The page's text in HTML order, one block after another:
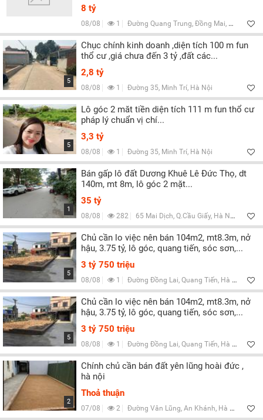
8 tỷ
08/08 1 Đường Quang Trung, Đồng Mai, Hà Nội
5
Chục chính kinh doanh ,diện tích 100 m fun
thổ cư ,giá chưa đến 3 tỷ ,đất các...
2,8 tỷ
08/08 1 Đường 35, Minh Trí, Hà Nội
5
Lô góc 2 măt tiền diện tích 111 m fun thổ cư
pháp lý chuẩn vị chí...
3,3 tỷ
08/08 1 Đường 35, Minh Trí, Hà Nội
1
Bán gấp lô đất Dương Khuê Lê Đức Thọ, dt
140m, mt 8m, lô góc 2 mặt...
35 tỷ
08/08 282 65 Mai Dịch, Q.Cầu Giấy, Hà Nội
5
Chủ cần lo việc nên bán 104m2, mt8.3m, nở
hậu, 3.75 tỷ, lô góc, quang tiến, sóc sơn,...
3 tỷ 750 triệu
08/08 1 Đường Đồng Lai, Quang Tiến, Hà Nội
5
Chủ cần lo việc nên bán 104m2, mt8.3m, nở
hậu, 3.75 tỷ, lô góc, quang tiến, sóc sơn,...
3 tỷ 750 triệu
08/08 1 Đường Đồng Lai, Quang Tiến, Hà Nội
2
Chính chủ cần bán đất yên lũng hoài đức ,
hà nội
Thoả thuận
07/08 2 Đường Vân Lũng, An Khánh, Hà Nội